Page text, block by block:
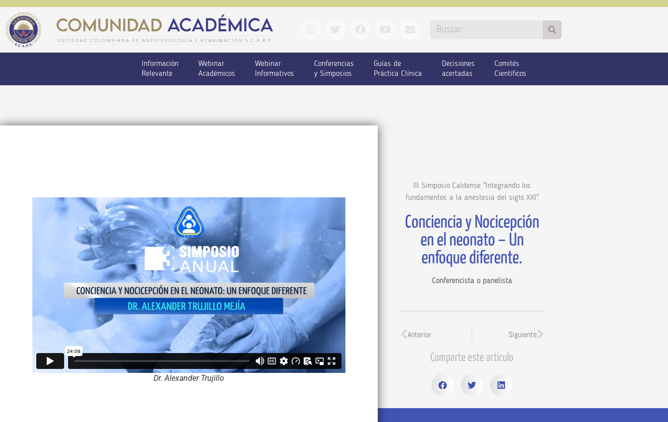
Información
Relevante
Webinar
Académicos
Webinar
Informativos
Conferencias
y Simposios
Guías de
Práctica Clínica
Decisiones
acertadas
Comités
Científicos
Dr. Alexander Trujillo
III Simposio Caldense "Integrando los
fundamentos a la anestesia del siglo XXI"
Conciencia y Nocicepción
en el neonato – Un
enfoque diferente.
Conferencista o panelista
Anterior Siguiente
Comparte este artículo